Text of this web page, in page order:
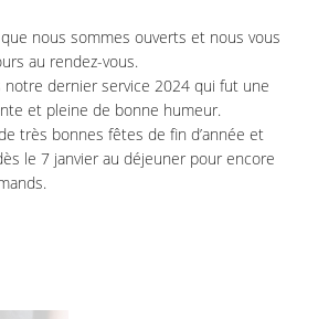
consentez à recevoir nos propositions commerciales à
.
INSCRIPTION
nous sommes ouverts et nous vous
au rendez-vous.
notre dernier service 2024 qui fut une
et pleine de bonne humeur.
très bonnes fêtes de fin d’année et
le 7 janvier au déjeuner pour encore